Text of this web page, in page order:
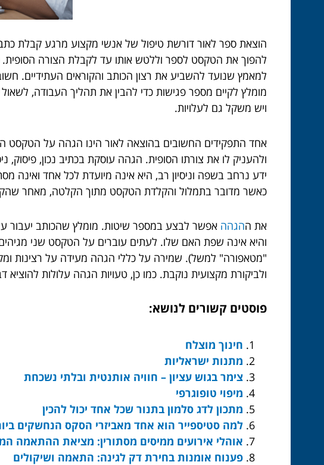
הוצאת ספר לאור דורשת טיפול של אנשי מקצוע מרגע קבלת כתב
להפוך את הטקסט לספר וללטש אותו עד לקבלת הצורה הסופית.
למאמץ שנועד להשביע את רצון הכותב והקוראים העתידיים.
מומלץ לקיים מספר פגישות כדי להבין את תהליך העבודה,
ויש משקל גם לעלויות.
אחד התפקידים החשובים בהוצאה לאור הינו הגהה על הטקסט
ולהעניק לו את צורתו הסופית. הגהה עוסקת בכתיב נכון,
ידע נרחב בשפה וניסיון רב, היא אינה מיועדת לכל אחד ואינה
כאשר מדובר בתמלול והקלדת הטקסט מתוך הקלטה, מאחר
את ההגהה אפשר לבצע במספר שיטות. מומלץ שהכותב יעבור
והיא אינה שפת האם שלו. לעתים עוברים על הטקסט שני מגיהים
"מטאפורה" למשל). שמירה על כללי הגהה מעידה על רצינות
ולביקורת מקצועית נוקבת. כמו כן, טעויות הגהה עלולות
פוסטים קשורים לנושא:
חינוך מוצלח
מתנות ישראליות
צימר בגוש עציון – חוויה אותנטית ובלתי נשכחת
מיפוי טופוגרפי
מתכון לדג סלמון בתנור שכל אחד יכול להכין
למה סטיספייר הוא אחד מאביזרי הסקס הנחשקים
אוהלי אירועים ממיסים מסתורין: מציאת ההתאמה
פענוח אומנות בחירת דק לגינה: התאמה ושיקולים